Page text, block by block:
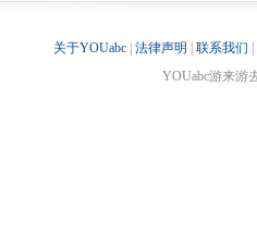
关于YOUabc| 法律声明 联系我们
YOUabc游来游